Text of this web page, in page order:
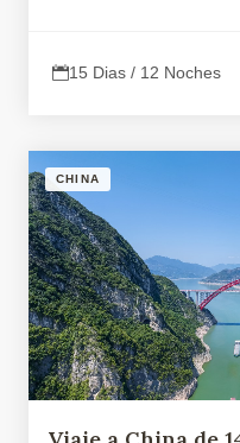
15 Dias / 12 Noches
CHINA